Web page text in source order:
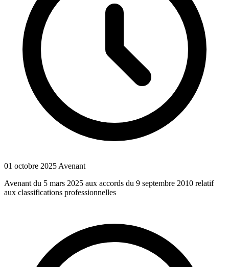
01 octobre 2025 Avenant
Avenant du 5 mars 2025 aux accords du 9 septembre 2010 relatif
aux classifications professionnelles